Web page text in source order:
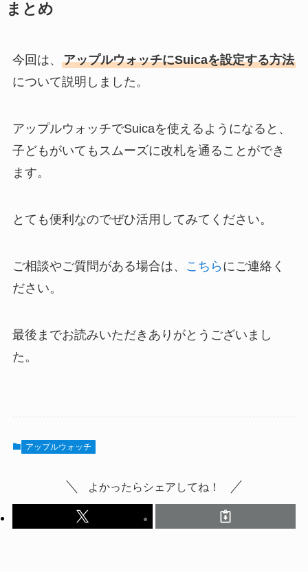
まとめ
今回は、 アップルウォッチにSuicaを設定する方法
について説明しました。
アップルウォッチでSuicaを使えるようになると、
子どもがいてもスムーズに改札を通ることができ
ます。
とても便利なのでぜひ活用してみてください。
ご相談やご質問がある場合は、 こちら にご連絡く
ださい。
最後までお読みいただきありがとうございまし
た。
アップルウォッチ
よかったらシェアしてね！